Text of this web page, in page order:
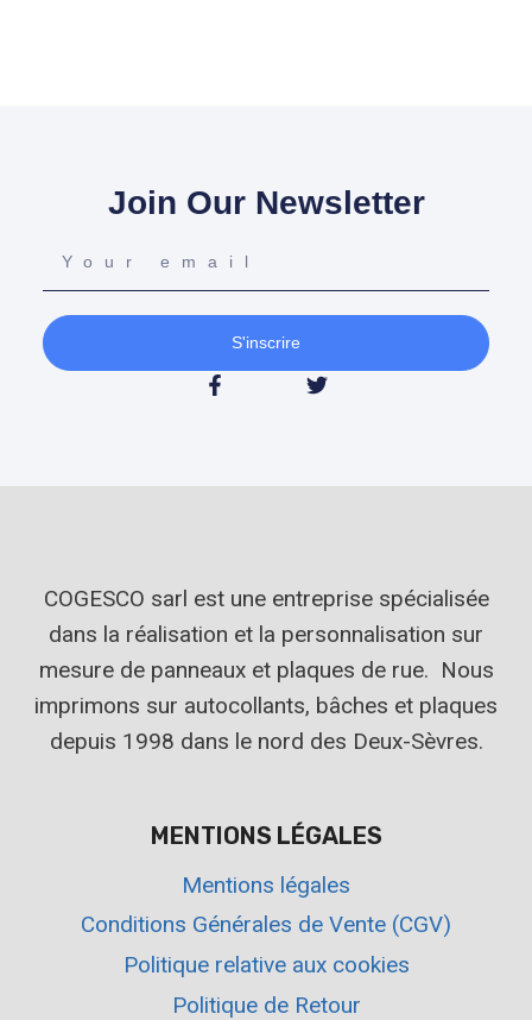
Join Our Newsletter
S'inscrire
COGESCO sarl est une entreprise spécialisée
dans la réalisation et la personnalisation sur
mesure de panneaux et plaques de rue. Nous
imprimons sur autocollants, bâches et plaques
depuis 1998 dans le nord des Deux-Sèvres.
MENTIONS LÉGALES
Mentions légales
Conditions Générales de Vente (CGV)
Politique relative aux cookies
Politique de Retour